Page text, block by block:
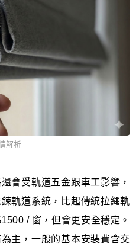
解析
會受軌道五金跟車工影響，
軌道系統，比起傳統拉繩軌
/ 窗，但會更安全穩定。
主，一般的基本安裝費含交